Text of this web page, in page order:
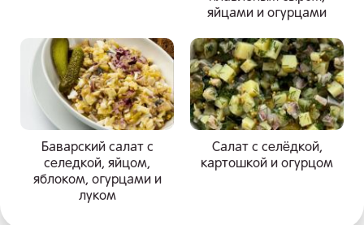
яйцами и огурцами
Баварский салат с
селедкой, яйцом,
яблоком, огурцами и
луком
Салат с селёдкой,
картошкой и огурцом